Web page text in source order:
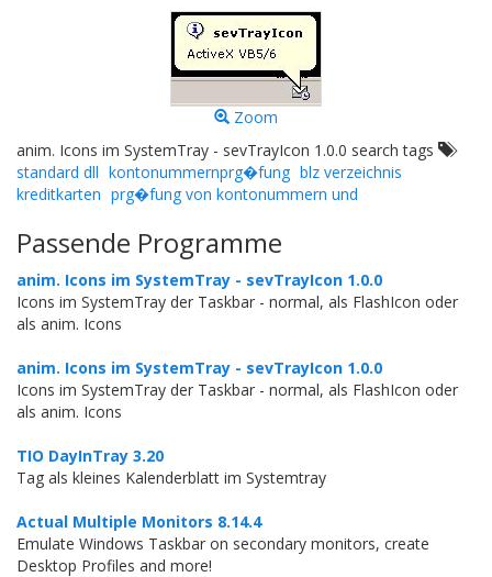
Zoom
anim. Icons im SystemTray - sevTrayIcon 1.0.0 search tags
standard dll kontonummernprg�fung blz verzeichnis
kreditkarten prg�fung von kontonummern und
Passende Programme
anim. Icons im SystemTray - sevTrayIcon 1.0.0
Icons im SystemTray der Taskbar - normal, als FlashIcon oder
als anim. Icons
anim. Icons im SystemTray - sevTrayIcon 1.0.0
Icons im SystemTray der Taskbar - normal, als FlashIcon oder
als anim. Icons
TIO DayInTray 3.20
Tag als kleines Kalenderblatt im Systemtray
Actual Multiple Monitors 8.14.4
Emulate Windows Taskbar on secondary monitors, create
Desktop Profiles and more!